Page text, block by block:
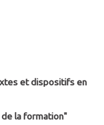
et dispositifs en
la formation"